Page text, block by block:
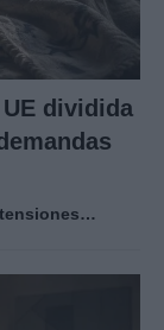
dividida
tensiones…